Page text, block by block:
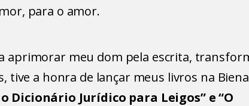
para o amor.
aprimorar meu dom pela escrita,
tive a honra de lançar meus livros na
Dicionário Jurídico para Leigos” e “O